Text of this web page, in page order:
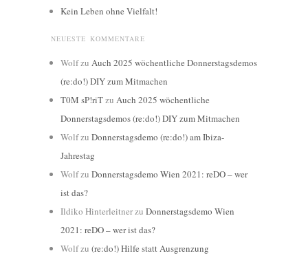
Kein Leben ohne Vielfalt!
NEUESTE KOMMENTARE
Wolfzu Auch 2025 wöchentliche Donnerstagsdemos
(re:do!) DIY zum Mitmachen
T0M sP!riTzu Auch 2025 wöchentliche
Donnerstagsdemos (re:do!) DIY zum Mitmachen
Wolfzu Donnerstagsdemo (re:do!) am Ibiza-
Jahrestag
Wolfzu Donnerstagsdemo Wien 2021: reDO – wer
ist das?
Ildiko Hinterleitnerzu Donnerstagsdemo Wien
2021: reDO – wer ist das?
Wolfzu (re:do!) Hilfe statt Ausgrenzung